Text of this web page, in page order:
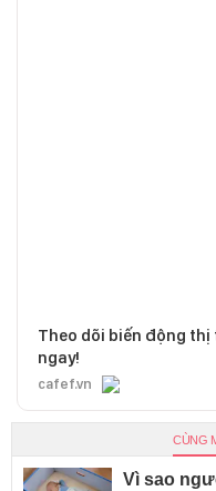
Theo dõi biến động
ngay!
cafef.vn
CÙNG
Vì sao